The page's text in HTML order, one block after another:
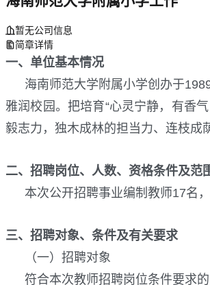
暂无公司信息
简章详情
一、单位基本情况
海南师范大学附属小学创办于
雅润校园。把培育“心灵宁静，有香
毅志力，独木成林的担当力、连枝成
二、招聘岗位、人数、资格条件及范
本次公开招聘事业编制教师17名
三、招聘对象、条件及有关要求
（一）招聘对象
符合本次教师招聘岗位条件要求